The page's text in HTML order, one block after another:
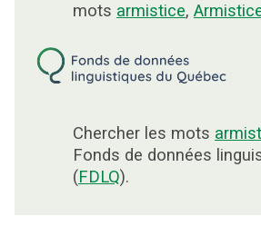
mots armistice,
Chercher les mots
Fonds de données
(FDLQ).